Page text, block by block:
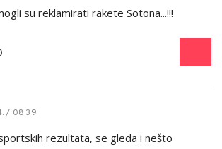
su reklamirati rakete Sotona...!!!
/ 08:39
rezultata, se gleda i nešto